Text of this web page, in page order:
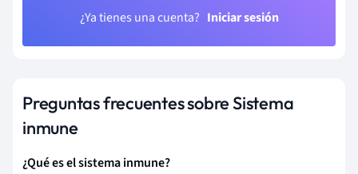
¿Ya tienes una cuenta? Iniciar sesión
Preguntas frecuentes sobre Sistema
inmune
¿Qué es el sistema inmune?